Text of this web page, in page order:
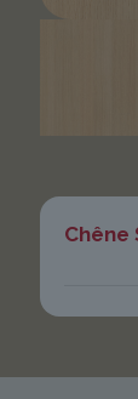
Chêne